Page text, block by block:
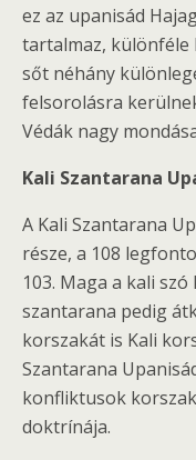
ez az upanisád
tartalmaz, különféle
sőt néhány
felsorolásra
Védák nagy
Kali Szantarana
A Kali Szantarana
része, a 108
103. Maga a kali
szantarana pedig
korszakát is Kali
Szantarana
konfliktusok
doktrínája.